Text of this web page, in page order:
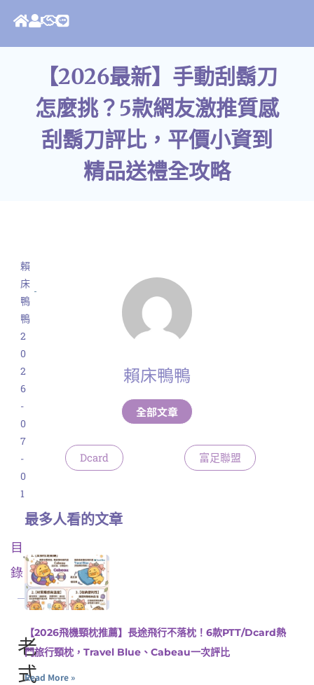
【2026最新】手動刮鬍刀
怎麼挑？5款網友激推質感
刮鬍刀評比，平價小資到
精品送禮全攻略
賴
床
鴨
鴨
2
0
2
6
-
0
7
-
0
1
目
錄
老
式
賴床鴨鴨
全部文章
Dcard 富足聯盟
最多人看的文章
【2026飛機頸枕推薦】長途飛行不落枕！6款PTT/Dcard熱
門旅行頸枕，Travel Blue、Cabeau一次評比
Read More »